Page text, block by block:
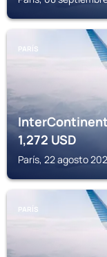
PARÍS
1,272USD
París, 22 agosto
PARÍS